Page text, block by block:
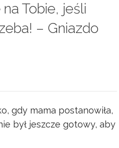
Tobie, jeśli
– Gniazdo
gdy mama postanowiła,
był jeszcze gotowy, aby